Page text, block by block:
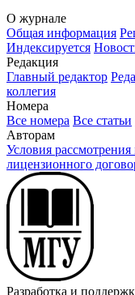
О журнале
Общая информация
Индексируется
Редакция
Главный редактор
коллегия
Номера
Все номера Все статьи
Авторам
Условия рассмотрения
лицензионного
Разработка и